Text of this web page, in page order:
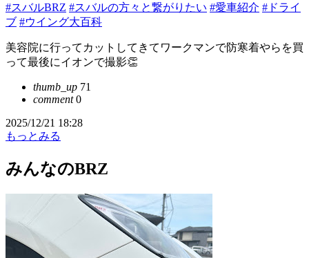
#スバルBRZ #スバルの方々と繋がりたい #愛車紹介 #ドライ
ブ #ウイング大百科
美容院に行ってカットしてきてワークマンで防寒着やらを買
って最後にイオンで撮影👏
thumb_up 71
comment0
2025/12/21 18:28
もっとみる
みんなのBRZ